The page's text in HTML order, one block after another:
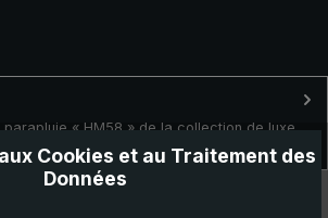
parapluie « HM58 » de la collection de luxe
à la main en Allemagn… Plus
Cookies et au Traitement des
Données